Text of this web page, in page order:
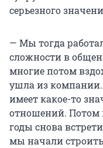
серьезного
— Мы тогда
сложности в
многие потом
ушла из компании.
имеет какое-то
отношений. Потом
годы снова
мы начали